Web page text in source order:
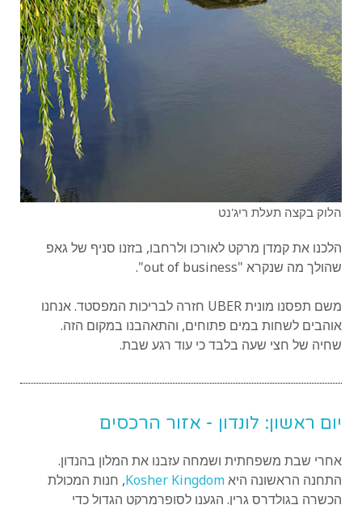
הלוק בקצה תעלת ריג'נט
הלכנו את קמדן מרקט לאורכו ולרחבו, בזזנו סניף של גאפ
שהולך מה שנקרא "out of business".
משם תפסנו מונית UBER חזרה לבריכות המפסטד. אנחנו
אוהבים לשחות במים פתוחים, והתאהבנו במקום הזה.
שחיה של חצי שעה בלבד כי עוד רגע שבת.
יום ראשון: לונדון - אזור הרכסים
אחרי שבת משפחתית ושמחה עזבנו את המלון בהנדון.
התחנה הראשונה היאKosher Kingdom, חנות המכולת
הכשרה בגולדרס גרין. הגענו לסופרמרקט הגדול כדי